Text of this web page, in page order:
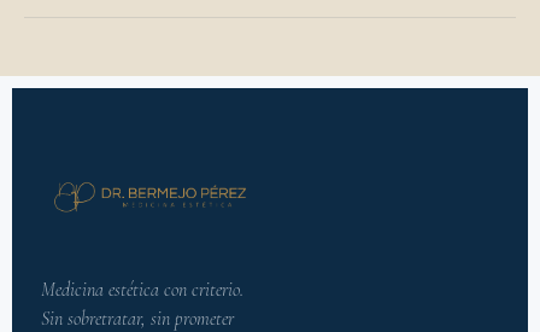
Medicina estética con criterio.
Sin sobretratar, sin prometer